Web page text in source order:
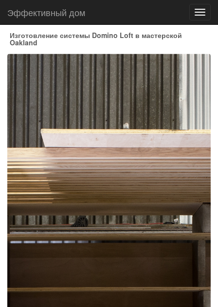
Эффективный дом
Изготовление системы Domino Loft в мастерской
Oakland